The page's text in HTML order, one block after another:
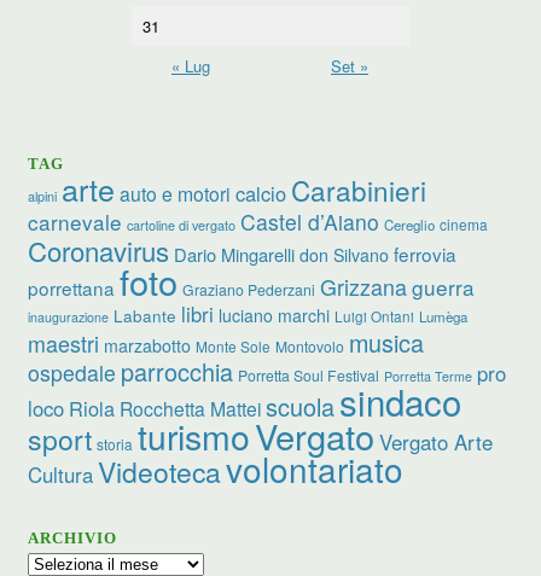
31
« Lug
Set »
TAG
alpini arte auto e motori calcio Carabinieri
carnevale cartoline di vergato Castel d’Aiano Cereglio cinema
Coronavirus Dario Mingarelli don Silvano ferrovia
porrettana foto Graziano Pederzani Grizzanaguerra
inaugurazione Labante libri luciano marchi Luigi Ontani Lumèga
maestri marzabotto Monte Sole Montovolo musica
ospedale parrocchia Porretta Soul Festival Porretta Terme pro
loco Riola Rocchetta Matteiscuolasindaco
sport storia turismoVergato Vergato Arte
CulturaVideotecavolontariato
ARCHIVIO
Archivio